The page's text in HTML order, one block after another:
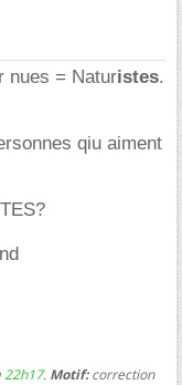
nues = Naturistes.
qiu aiment
22h17. Motif:correction